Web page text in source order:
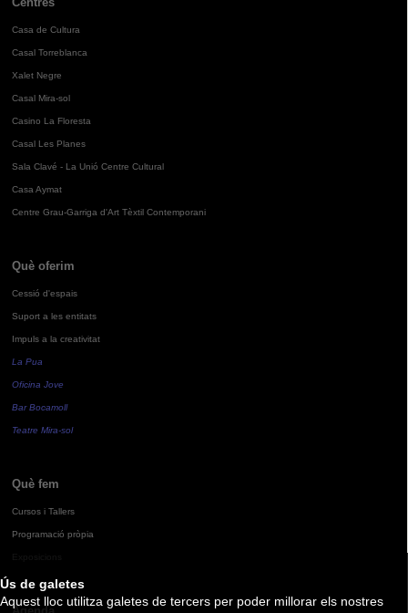
Ús de galetes
Aquest lloc utilitza galetes de tercers per poder millorar els nostres
Casa de Cultura
Casal Torreblanca
Xalet Negre
Casal Mira-sol
Casino La Floresta
Casal Les Planes
Sala Clavé - La Unió Centre Cultural
Casa Aymat
Centre Grau-Garriga d'Art Tèxtil Contemporani
Què oferim
Cessió d'espais
Suport a les entitats
Impuls a la creativitat
La Pua
Oficina Jove
Bar Bocamoll
Teatre Mira-sol
Què fem
Cursos i Tallers
Programació pròpia